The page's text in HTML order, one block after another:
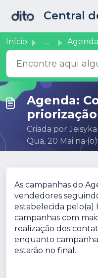
Início ... Agenda: Como
Agenda:
Criada por
Qua, 20 Mai na
As campanhas do
vendedores
estabelecida pelo(a)
campanhas com
realização dos
enquanto
estarão no final.